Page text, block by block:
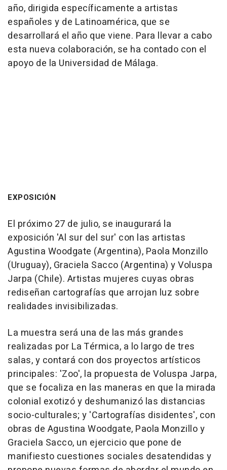
año, dirigida específicamente a artistas
españoles y de Latinoamérica, que se
desarrollará el año que viene. Para llevar a cabo
esta nueva colaboración, se ha contado con el
apoyo de la Universidad de Málaga.
EXPOSICIÓN
El próximo 27 de julio, se inaugurará la
exposición 'Al sur del sur' con las artistas
Agustina Woodgate (Argentina), Paola Monzillo
(Uruguay), Graciela Sacco (Argentina) y Voluspa
Jarpa (Chile). Artistas mujeres cuyas obras
rediseñan cartografías que arrojan luz sobre
realidades invisibilizadas.
La muestra será una de las más grandes
realizadas por La Térmica, a lo largo de tres
salas, y contará con dos proyectos artísticos
principales: 'Zoo', la propuesta de Voluspa Jarpa,
que se focaliza en las maneras en que la mirada
colonial exotizó y deshumanizó las distancias
socio-culturales; y 'Cartografías disidentes', con
obras de Agustina Woodgate, Paola Monzillo y
Graciela Sacco, un ejercicio que pone de
manifiesto cuestiones sociales desatendidas y